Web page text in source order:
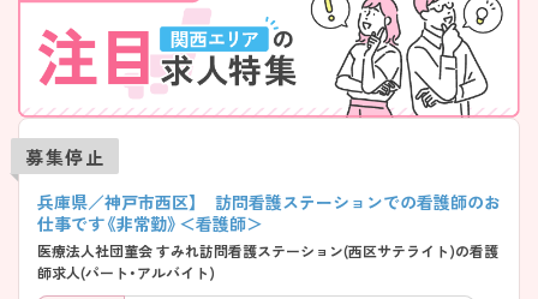
募集停止
兵庫県／神戸市西区】 訪問看護ステーションでの看護師のお
仕事です《非常勤》＜看護師＞
医療法人社団菫会 すみれ訪問看護ステーション(西区サテライト)の看護
師求人(パート・アルバイト)